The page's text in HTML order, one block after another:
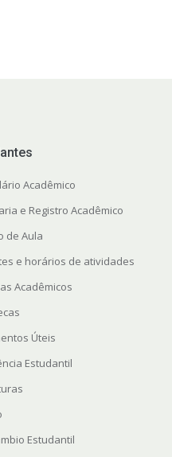
Acadêmico
e Registro Acadêmico
de Aula
e horários de atividades
Acadêmicos
Úteis
Estudantil
Estudantil